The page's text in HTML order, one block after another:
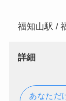
福知山駅 /
詳細
あなただ